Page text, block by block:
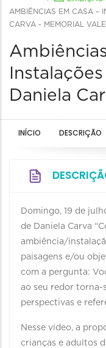
AMBIÊNCIAS EM CASA –
CARVA - MEMORIAL VALE
Daniela
INÍCIO DESCRIÇÃO
Domingo, 19 de
de Daniela Carva
ambiência/
paisagens e/ou
com a pergunta:
ao seu redor torna-
perspectivas e
Nesse vídeo, a
crianças e adultos